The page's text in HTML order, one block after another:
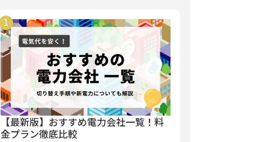
【最新版】おすすめ電力会社一覧！料
金プラン徹底比較